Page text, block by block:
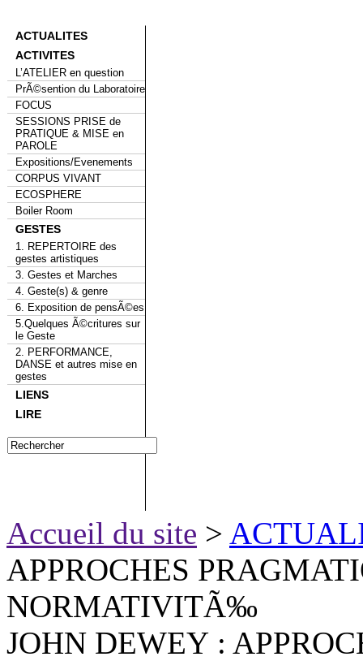
ACTUALITES
ACTIVITES
L’ATELIER en question
PrÃ©sention du Laboratoire
FOCUS
SESSIONS PRISE de
PRATIQUE & MISE en
PAROLE
Expositions/Evenements
CORPUS VIVANT
ECOSPHERE
Boiler Room
GESTES
1. REPERTOIRE des
gestes artistiques
3. Gestes et Marches
4. Geste(s) & genre
6. Exposition de pensÃ©es
5.Quelques Ã©critures sur
le Geste
2. PERFORMANCE,
DANSE et autres mise en
gestes
LIENS
LIRE
Accueil du site >
APPROCHES
NORMATIVITÃ‰
JOHN DEWEY :